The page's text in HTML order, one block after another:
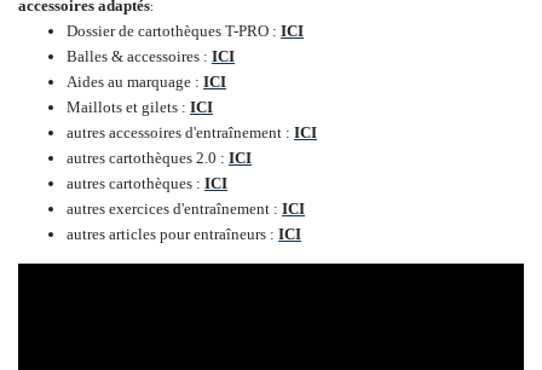
accessoires adaptés:
Dossier de cartothèques T-PRO : ICI
Balles & accessoires : ICI
Aides au marquage : ICI
Maillots et gilets : ICI
autres accessoires d'entraînement : ICI
autres cartothèques 2.0 : ICI
autres cartothèques : ICI
autres exercices d'entraînement : ICI
autres articles pour entraîneurs : ICI